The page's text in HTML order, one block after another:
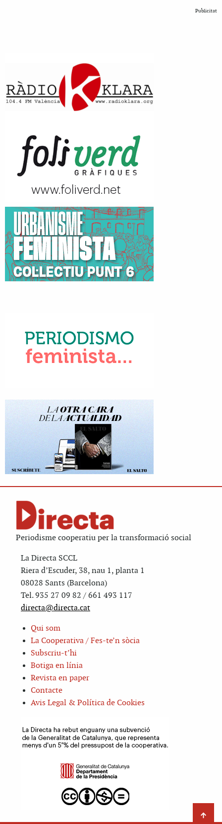
Publicitat
Periodisme cooperatiu per la transformació social
La Directa SCCL
Riera d’Escuder, 38, nau 1, planta 1
08028 Sants (Barcelona)
Tel. 935 27 09 82 / 661 493 117
directa@directa.cat
Qui som
La Cooperativa / Fes-te’n sòcia
Subscriu-t’hi
Botiga en línia
Revista en paper
Contacte
Avis Legal & Política de Cookies